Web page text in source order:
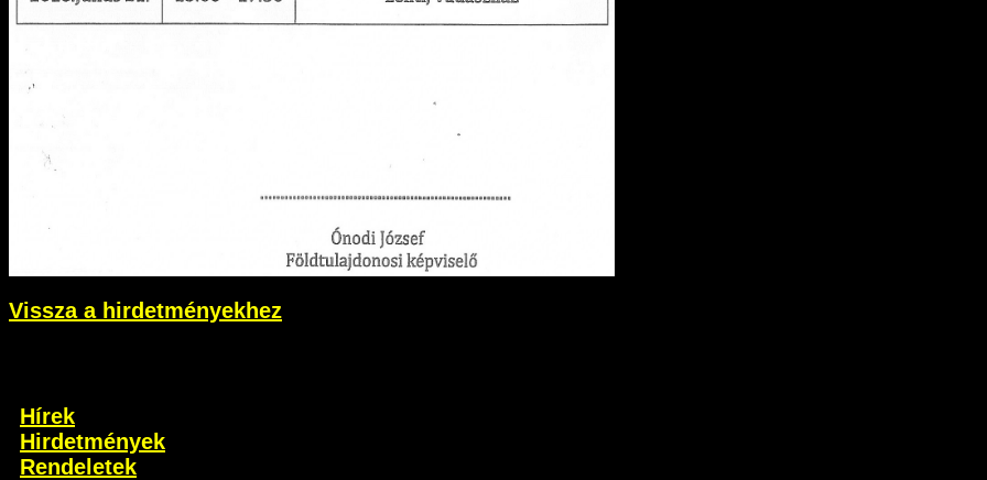
Vissza a hirdetményekhez
Hírek
Hirdetmények
Rendeletek